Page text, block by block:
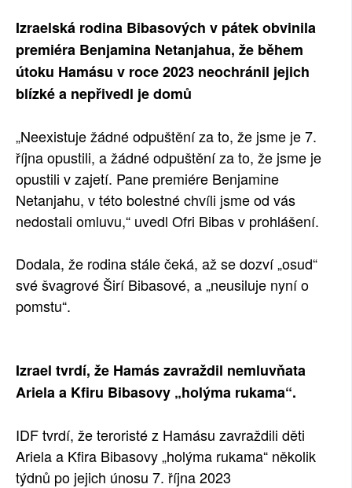
SOCIÁLNÍ SÍTĚ
RUBRIKY
PLNÁ VERZE STRÁNEK
Izraelská rodina Bibasových v pátek obvinila
premiéra Benjamina Netanjahua, že během
útoku Hamásu v roce 2023 neochránil jejich
blízké a nepřivedl je domů
„Neexistuje žádné odpuštění za to, že jsme je 7.
října opustili, a žádné odpuštění za to, že jsme je
opustili v zajetí. Pane premiére Benjamine
Netanjahu, v této bolestné chvíli jsme od vás
nedostali omluvu,“ uvedl Ofri Bibas v prohlášení.
Dodala, že rodina stále čeká, až se dozví „osud“
své švagrové Širí Bibasové, a „neusiluje nyní o
pomstu“.
Izrael tvrdí, že Hamás zavraždil nemluvňata
Ariela a Kfiru Bibasovy „holýma rukama“.
IDF tvrdí, že teroristé z Hamásu zavraždili děti
Ariela a Kfira Bibasovy „holýma rukama“ několik
týdnů po jejich únosu 7. října 2023